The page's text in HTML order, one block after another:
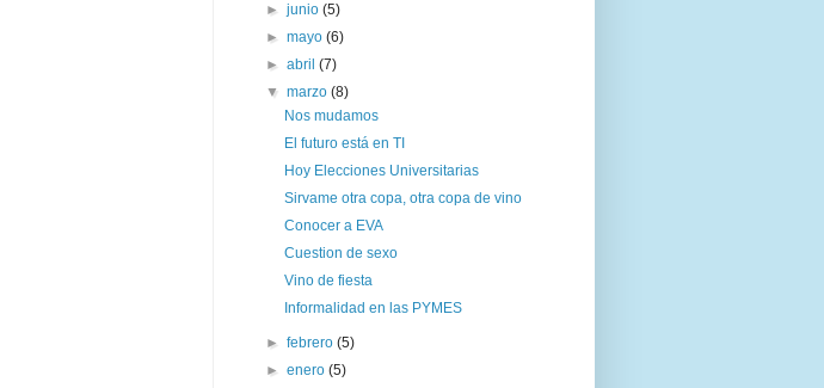
►junio(5)
►mayo(6)
►abril(7)
▼marzo(8)
Nos mudamos
El futuro está en TI
Hoy Elecciones Universitarias
Sirvame otra copa, otra copa de vino
Conocer a EVA
Cuestion de sexo
Vino de fiesta
Informalidad en las PYMES
►febrero(5)
►enero(5)